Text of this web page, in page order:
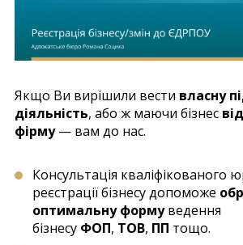
Якщо Ви вирішили вести власну
діяльність, або ж маючи бізнес
фірму— вам до нас.
Консультація кваліфікованого
реєстрації бізнесу допоможе
оптимальну формуведення
бізнесу ФОП, ТОВ, ПП тощо.